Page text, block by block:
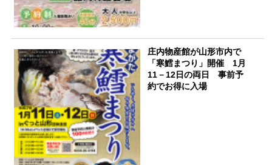
庄内物産館が山形市内で
「寒鱈まつり」開催 1月
11－12日の両日 事前予
約でお得に入場